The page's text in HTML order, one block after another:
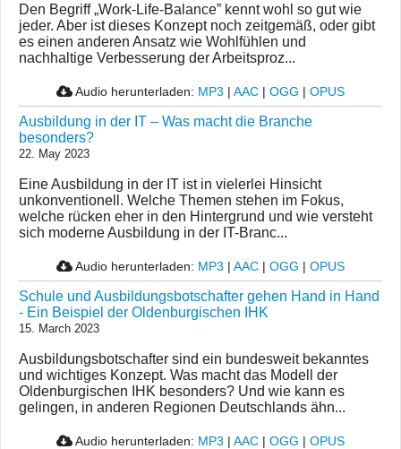
Den Begriff „Work-Life-Balance” kennt wohl so gut wie
jeder. Aber ist dieses Konzept noch zeitgemäß, oder gibt
es einen anderen Ansatz wie Wohlfühlen und
nachhaltige Verbesserung der Arbeitsproz...
Audio herunterladen: MP3 | AAC | OGG | OPUS
Ausbildung in der IT – Was macht die Branche
besonders?
22. May 2023
Eine Ausbildung in der IT ist in vielerlei Hinsicht
unkonventionell. Welche Themen stehen im Fokus,
welche rücken eher in den Hintergrund und wie versteht
sich moderne Ausbildung in der IT-Branc...
Audio herunterladen: MP3 | AAC | OGG | OPUS
Schule und Ausbildungsbotschafter gehen Hand in Hand
- Ein Beispiel der Oldenburgischen IHK
15. March 2023
Ausbildungsbotschafter sind ein bundesweit bekanntes
und wichtiges Konzept. Was macht das Modell der
Oldenburgischen IHK besonders? Und wie kann es
gelingen, in anderen Regionen Deutschlands ähn...
Audio herunterladen: MP3 | AAC | OGG | OPUS